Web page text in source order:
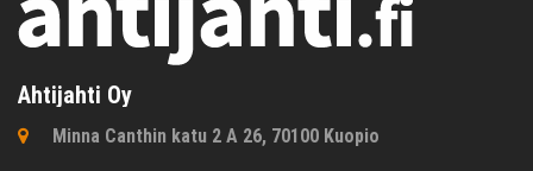
Ahtijahti Oy
Minna Canthin katu 2 A 26, 70100 Kuopio